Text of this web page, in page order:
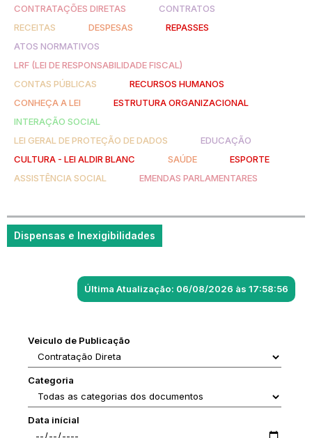
CONTRATAÇÕES DIRETAS
CONTRATOS
RECEITAS
DESPESAS
REPASSES
ATOS NORMATIVOS
LRF (LEI DE RESPONSABILIDADE FISCAL)
CONTAS PÚBLICAS
RECURSOS HUMANOS
CONHEÇA A LEI
ESTRUTURA ORGANIZACIONAL
INTERAÇÃO SOCIAL
LEI GERAL DE PROTEÇÃO DE DADOS
EDUCAÇÃO
CULTURA - LEI ALDIR BLANC
SAÚDE
ESPORTE
ASSISTÊNCIA SOCIAL
EMENDAS PARLAMENTARES
Dispensas e Inexigibilidades
Última Atualização: 06/08/2026 às 17:58:56
Veiculo de Publicação
Categoria
Data inícial